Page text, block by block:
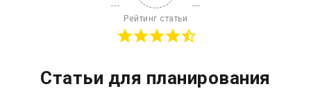
Рейтинг статьи
Статьи для планирования